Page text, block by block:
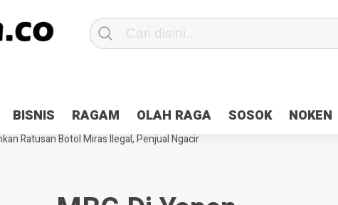
BISNIS RAGAM OLAH RAGA SOSOK NOKEN
2×24 jam di Kota Jayapura
Pesan Sejuk Polri di Deklarasi Pemilu Ceria
Terbakar
Hibah Pilkada Jayapura Cair 10 Persen, Deposit Kas Daerah
Ratusan Botol Miras Ilegal, Penjual Ngacir